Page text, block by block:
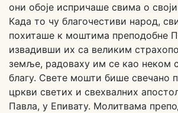
они обоје испричаше свима о
Када то чу благочестиви народ,
похиташе к моштима преподобне
извадивши их са великим
земље, радоваху им се као неком
благу. Свете мошти бише свечано
цркви светих и свехвалних
Павла, у Епивату. Молитвама